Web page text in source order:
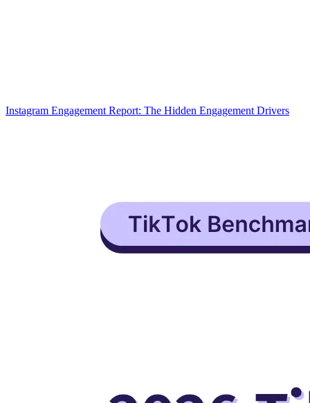
Instagram Engagement Report: The Hidden Engagement Drivers